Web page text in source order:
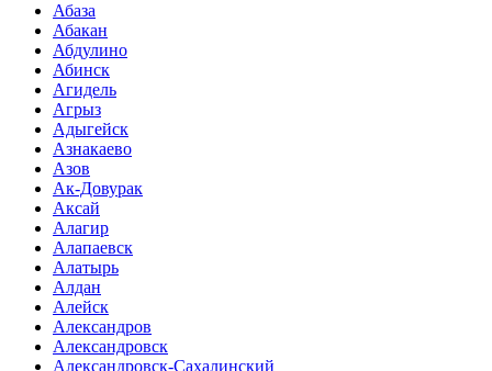
Абаза
Абакан
Абдулино
Абинск
Агидель
Агрыз
Адыгейск
Азнакаево
Азов
Ак-Довурак
Аксай
Алагир
Алапаевск
Алатырь
Алдан
Алейск
Александров
Александровск
Александровск-Сахалинский